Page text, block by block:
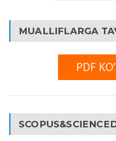
MUALLIFLARGA
PDF